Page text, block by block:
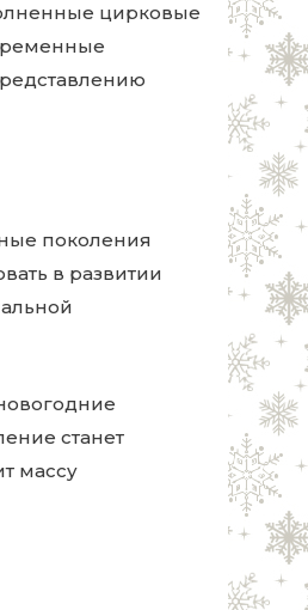
цирковые
поколения
в развитии
станет
массу